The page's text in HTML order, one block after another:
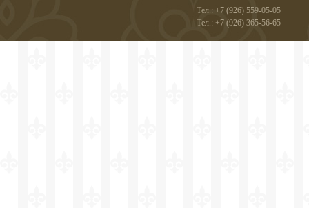
Тел.: +7 (926) 559-05-05
Тел.: +7 (926) 365-56-65